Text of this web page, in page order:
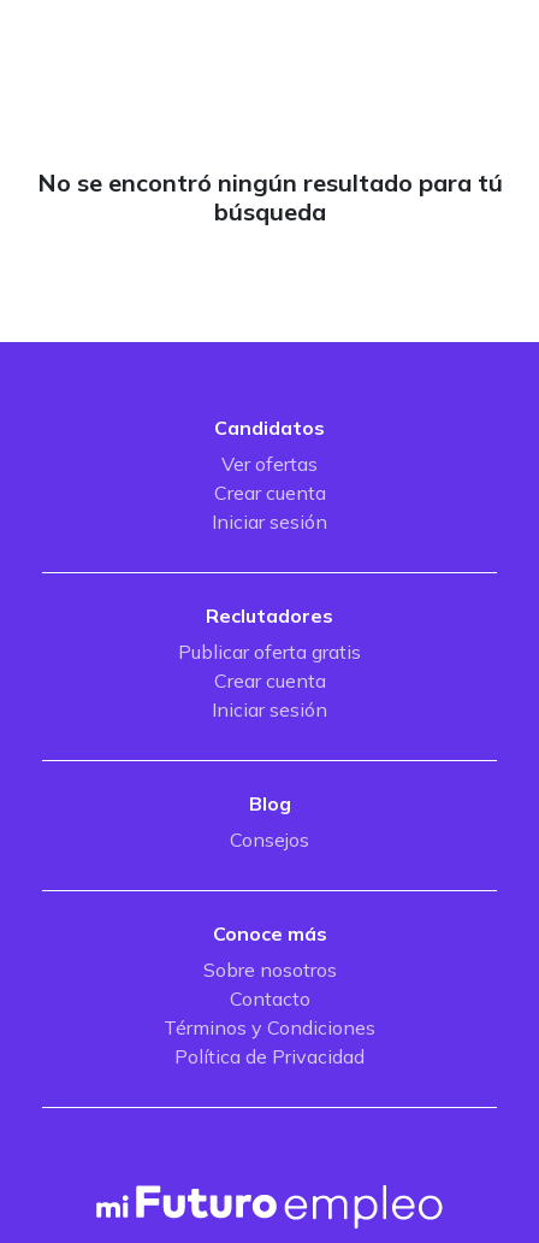
No se encontró ningún resultado para tú
búsqueda
Candidatos
Ver ofertas
Crear cuenta
Iniciar sesión
Reclutadores
Publicar oferta gratis
Crear cuenta
Iniciar sesión
Blog
Consejos
Conoce más
Sobre nosotros
Contacto
Términos y Condiciones
Política de Privacidad